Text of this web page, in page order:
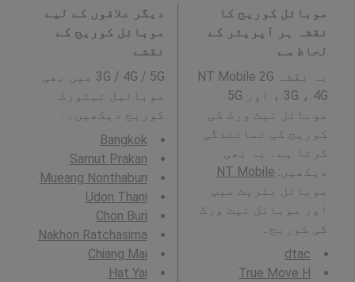
موبائل کوریج کا
نقشہ ہر آپریٹر کے
لحاظ سے
یہ نقشہ NT Mobile 2G
، 3G ، 4G اور 5G
موبائل نیٹ ورک کی
کوریج کی نمائندگی
کرتا ہے۔ یہ بھی
دیکھیں: NT Mobile
موبائل بٹریٹ میپ
اور موبائل نیٹ ورک
کی کوریج۔
dtac
True Move H
دیگر علاقوں کے لیے
موبائل کوریج کے
نقشے
3G / 4G / 5G میں بھی
موبائیل نیٹورک
کوریج دیکھیں۔ :
Bangkok
Samut Prakan
Mueang Nonthaburi
Udon Thani
Chon Buri
Nakhon Ratchasima
Chiang Mai
Hat Yai